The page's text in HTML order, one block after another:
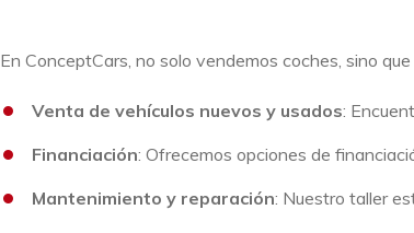
En ConceptCars, no solo vendemos coches, sino
Venta de vehículos nuevos y usados:
Financiación: Ofrecemos opciones de
Mantenimiento y reparación: Nuestro taller